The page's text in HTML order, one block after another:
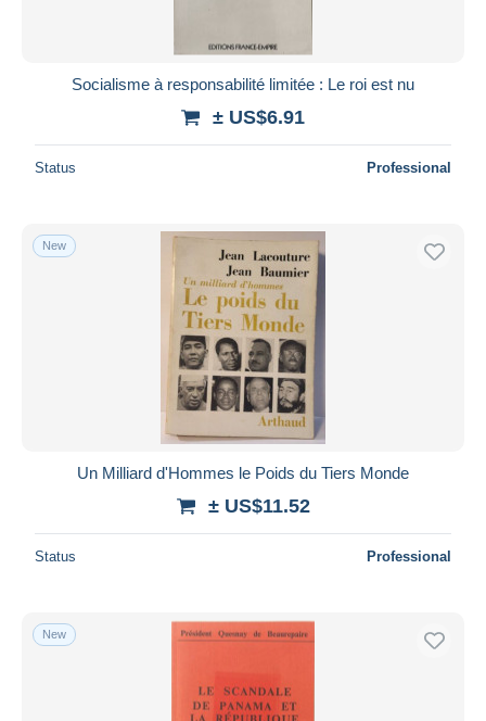
Socialisme à responsabilité limitée : Le roi est nu
± US$6.91
Status Professional
New
Un Milliard d'Hommes le Poids du Tiers Monde
± US$11.52
Status Professional
New